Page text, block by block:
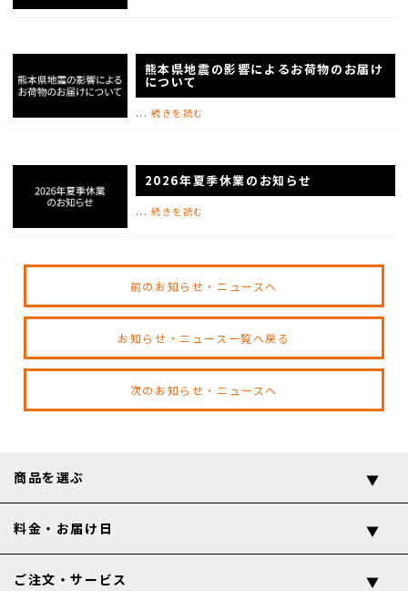
熊本県地震の影響によるお荷物のお届け
について
... 続きを読む
2026年夏季休業のお知らせ
... 続きを読む
前のお知らせ・ニュースへ
お知らせ・ニュース一覧へ戻る
次のお知らせ・ニュースへ
商品を選ぶ
料金・お届け日
ご注文・サービス